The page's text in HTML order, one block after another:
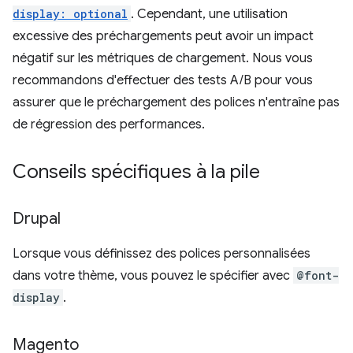
display: optional . Cependant, une utilisation
excessive des préchargements peut avoir un impact
négatif sur les métriques de chargement. Nous vous
recommandons d'effectuer des tests A/B pour vous
assurer que le préchargement des polices n'entraîne pas
de régression des performances.
Conseils spécifiques à la pile
Drupal
Lorsque vous définissez des polices personnalisées
dans votre thème, vous pouvez le spécifier avec @font-
display .
Magento